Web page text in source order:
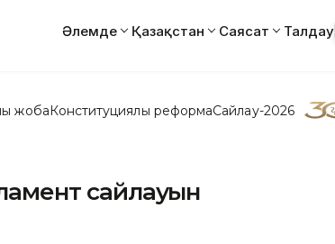
Әлемде Қазақстан Саясат Талдау
жобаКонституциялық реформаСайлау-2026
сайлауын